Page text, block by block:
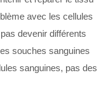
avec les cellules
devenir différents
souches sanguines
sanguines, pas des